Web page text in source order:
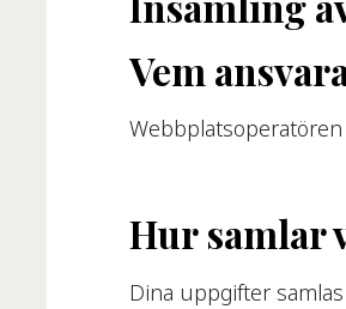
Vem
Hur samlar
Dina uppgifter